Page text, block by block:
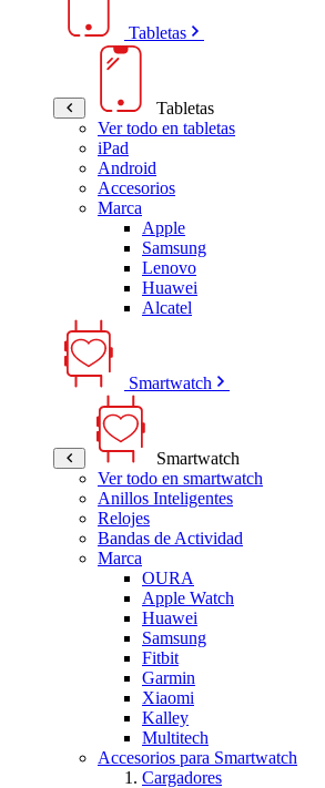
Tabletas
Tabletas
Ver todo en tabletas
iPad
Android
Accesorios
Marca
Apple
Samsung
Lenovo
Huawei
Alcatel
Smartwatch
Smartwatch
Ver todo en smartwatch
Anillos Inteligentes
Relojes
Bandas de Actividad
Marca
OURA
Apple Watch
Huawei
Samsung
Fitbit
Garmin
Xiaomi
Kalley
Multitech
Accesorios para Smartwatch
Cargadores